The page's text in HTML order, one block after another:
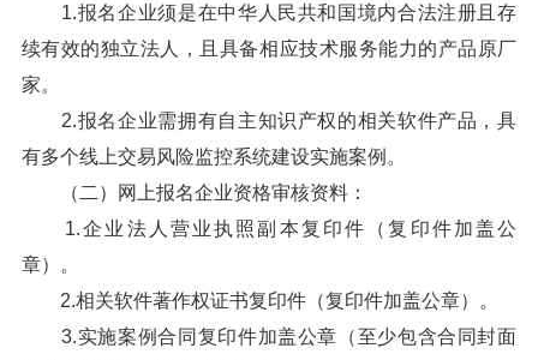
1.报名企业须是在中华人民共和国境内合法注册且存
续有效的独立法人，且具备相应技术服务能力的产品原厂
家。
2.报名企业需拥有自主知识产权的相关软件产品，具
有多个线上交易风险监控系统建设实施案例。
（二）网上报名企业资格审核资料：
1.企业法人营业执照副本复印件（复印件加盖公
章）。
2.相关软件著作权证书复印件（复印件加盖公章）。
3.实施案例合同复印件加盖公章（至少包含合同封面